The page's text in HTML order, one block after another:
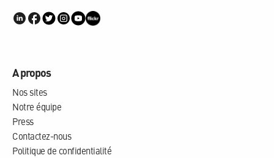
A propos
Nos sites
Notre équipe
Press
Contactez-nous
Politique de confidentialité